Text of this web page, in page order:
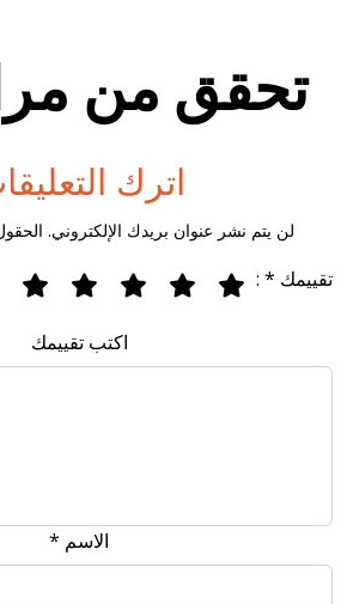
تحقق من
اترك
لن يتم نشر عنوان بريدك الإلكتروني.
تقييمك * :
اكتب تقييمك
الاسم *